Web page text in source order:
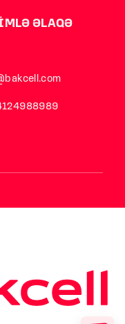
ƏLAQƏ